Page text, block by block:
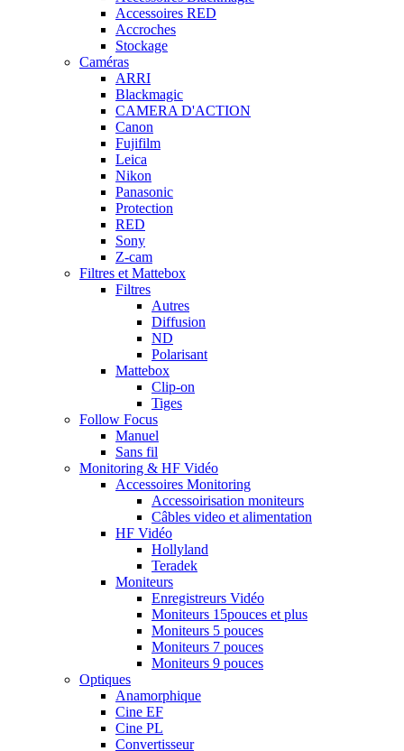
Accessoires RED
Accroches
Stockage
Caméras
ARRI
Blackmagic
CAMERA D'ACTION
Canon
Fujifilm
Leica
Nikon
Panasonic
Protection
RED
Sony
Z-cam
Filtres et Mattebox
Filtres
Autres
Diffusion
ND
Polarisant
Mattebox
Clip-on
Tiges
Follow Focus
Manuel
Sans fil
Monitoring & HF Vidéo
Accessoires Monitoring
Accessoirisation moniteurs
Câbles video et alimentation
HF Vidéo
Hollyland
Teradek
Moniteurs
Enregistreurs Vidéo
Moniteurs 15pouces et plus
Moniteurs 5 pouces
Moniteurs 7 pouces
Moniteurs 9 pouces
Optiques
Anamorphique
Cine EF
Cine PL
Convertisseur